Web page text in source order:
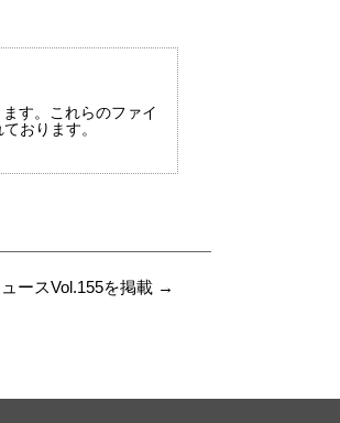
す。これらのファイ
おります。
ースVol.155を掲載 →